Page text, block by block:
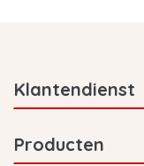
Klantendienst
Producten